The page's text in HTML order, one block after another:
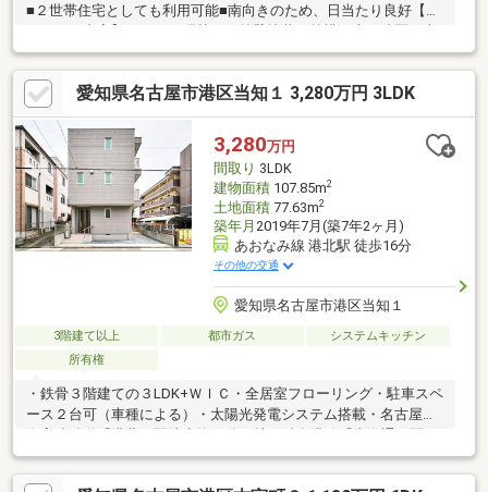
■２世帯住宅としても利用可能■南向きのため、日当たり良好【リ
フォーム内容】・クロス張替え・外壁塗装、外構工事、造園工事
【交通】・あおなみ線「南荒子」駅徒歩１５分【室内】・延床面
積・・・１２１．５０㎡（６４．２８坪）・間取り・・・５ＳＬ
ＬＤＤＫＫ・南向き【周辺環境】・EQVo！入場店まで・・・４４
０ｍ（徒歩６分）・小碓幼稚園まで・・・４７０ｍ（徒歩６
分）・V・drug当知店まで・・・６２０ｍ（徒歩８分）
愛知県名古屋市港区当知１ 3,280万円 3LDK
3,280万円
間取り 3LDK
建物面積107.85m2
土地面積77.63m2
築年月 2019年7月(築7年2ヶ月)
あおなみ線 港北駅 徒歩16分
その他の交通
愛知県名古屋市港区当知１
3階建て以上 都市ガス
システムキッチン
所有権
・鉄骨３階建ての３LDK+ＷＩＣ・全居室フローリング・駐車スペ
ース２台可（車種による）・太陽光発電システム搭載・名古屋臨
り市バス約10分乗車「当知一丁目」停徒歩約3分・当知小学校ま
で約629ｍ、当知中学校まで約164ｍ・アピタポートウォークみな